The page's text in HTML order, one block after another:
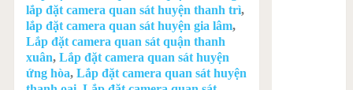
lắp đặt camera quan sát huyện thanh trì,
lắp đặt camera quan sát huyện gia lâm,
Lắp đặt camera quan sát quận thanh
xuân, Lắp đặt camera quan sát huyện
ứng hòa, Lắp đặt camera quan sát huyện